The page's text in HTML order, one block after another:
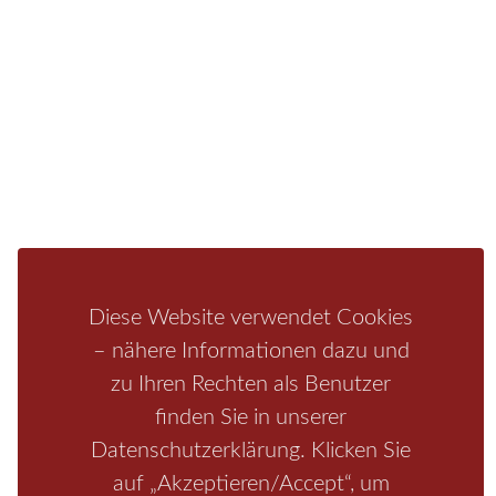
Diese Website verwendet Cookies
– nähere Informationen dazu und
zu Ihren Rechten als Benutzer
finden Sie in unserer
Datenschutzerklärung. Klicken Sie
auf „Akzeptieren/Accept“, um
Boofen Mediathek